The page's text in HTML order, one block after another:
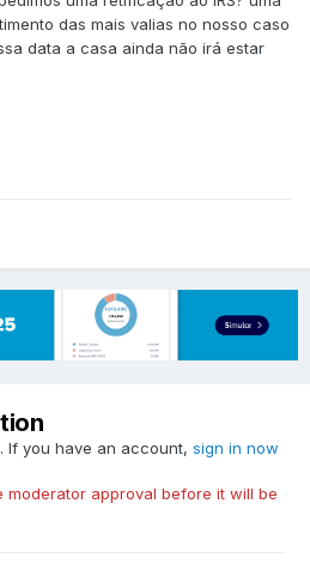
das mais valias no nosso caso
data a casa ainda não irá estar
If you have an account, sign in now
moderator approval before it will be